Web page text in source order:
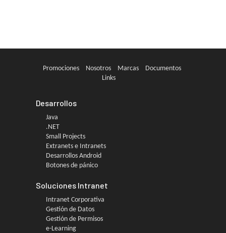
Promociones Nosotros Marcas
Documentos
Links
Desarrollos
Java
.NET
Small Projects
Extranets e Intranets
Desarrollos Android
Botones de pánico
Soluciones Intranet
Intranet Corporativa
Gestión de Datos
Gestión de Permisos
e-Learning